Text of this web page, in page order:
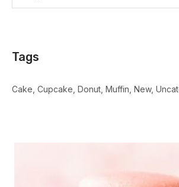
Tags
Cake Cupcake Donut Muffin New